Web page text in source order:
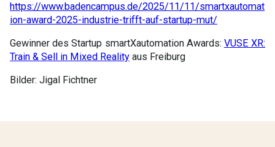
https://www.badencampus.de/2025/11/11/smartxautomat
ion-award-2025-industrie-trifft-auf-startup-mut/
Gewinner des Startup smartXautomation Awards: VUSE XR:
Train & Sell in Mixed Reality aus Freiburg
Bilder: Jigal Fichtner